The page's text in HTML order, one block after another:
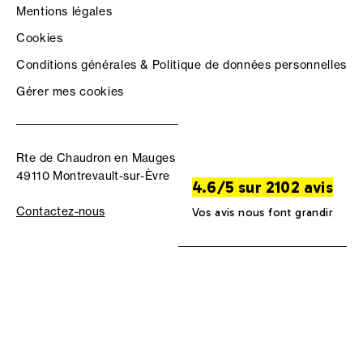
Mentions légales
Cookies
Conditions générales & Politique de données personnelles
Gérer mes cookies
Rte de Chaudron en Mauges
49110 Montrevault-sur-Èvre
Contactez-nous
4.6/5 sur 2102 avis
Vos avis nous font grandir